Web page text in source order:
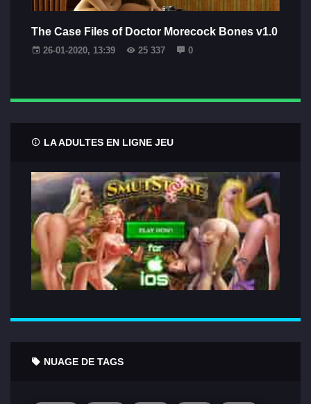
The Case Files of Doctor Morecock Bones v1.0
26-01-2020, 13:39 25 337 0
LA ADULTES EN LIGNE JEU
NUAGE DE TAGS